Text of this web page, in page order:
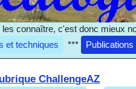
connaître, c'est donc mieux
et techniques *** Publications
ChallengeAZ